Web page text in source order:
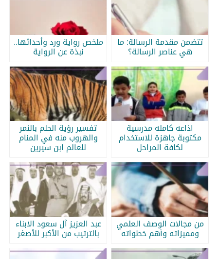
تتضمن مقدمة الرسالة: ما
هي عناصر الرسالة؟
ملخص رواية ورد وأحداثها..
نبذة عن الرواية
اذاعه كامله مدرسية
مكتوبة جاهزة للاستخدام
لكافة المراحل
تفسير رؤية الحلم بالنمر
والهروب منه في المنام
للعالم ابن سيرين
من مجالات الوصف العلمي
ومميزاته وأهم خطواته
عبد العزيز آل سعود الابناء
بالترتيب من الأكبر للأصغر